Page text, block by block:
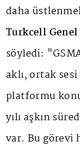
daha
Turkcell
söyledi:
aklı, ortak
platformu
yılı aşkın
var. Bu görevi